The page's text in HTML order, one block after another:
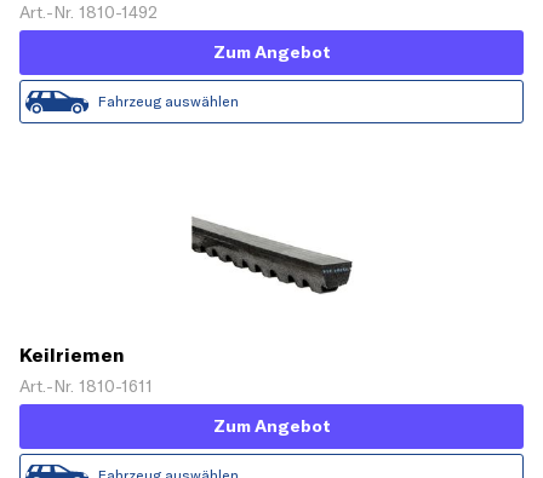
Art.-Nr. 1810-1492
Zum Angebot
Fahrzeug auswählen
Keilriemen
Art.-Nr. 1810-1611
Zum Angebot